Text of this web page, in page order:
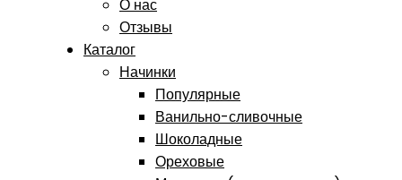
О нас
Отзывы
Каталог
Начинки
Популярные
Ванильно-сливочные
Шоколадные
Ореховые